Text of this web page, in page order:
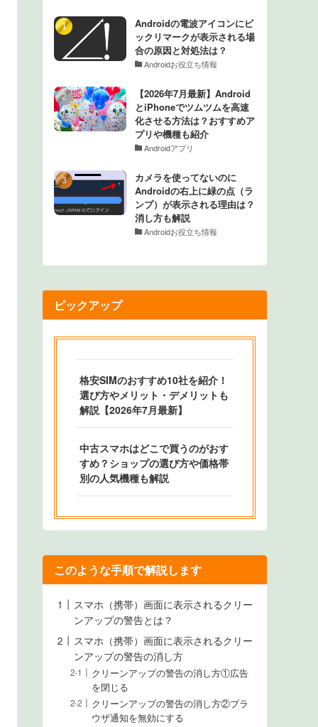
Androidの電波アイコンにビ
ックリマークが表示される場
合の原因と対処法は？
Androidお役立ち情報
【2026年7月最新】Android
とiPhoneでツムツムを高速
化させる方法は？おすすめア
プリや機種も紹介
Androidアプリ
カメラを使ってないのに
Androidの右上に緑の点（ラ
ンプ）が表示される理由は？
消し方も解説
Androidお役立ち情報
ピックアップ
格安SIMのおすすめ10社を紹介！
選び方やメリット・デメリットも
解説【2026年7月最新】
中古スマホはどこで買うのがおす
すめ？ショップの選び方や価格帯
別の人気機種も解説
このような手順で解説します
スマホ（携帯）画面に表示されるクリー
ンアップの警告とは？
スマホ（携帯）画面に表示されるクリー
ンアップの警告の消し方
クリーンアップの警告の消し方①広告
を閉じる
クリーンアップの警告の消し方②ブラ
ウザ通知を無効にする